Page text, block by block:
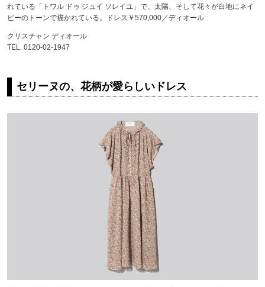
れている「トワル ドゥ ジュイ ソレイユ」で、太陽、そして花々が白地にネイ
ビーのトーンで描かれている。ドレス￥570,000／ディオール
クリスチャン ディオール
TEL. 0120-02-1947
セリーヌの、花柄が愛らしいドレス